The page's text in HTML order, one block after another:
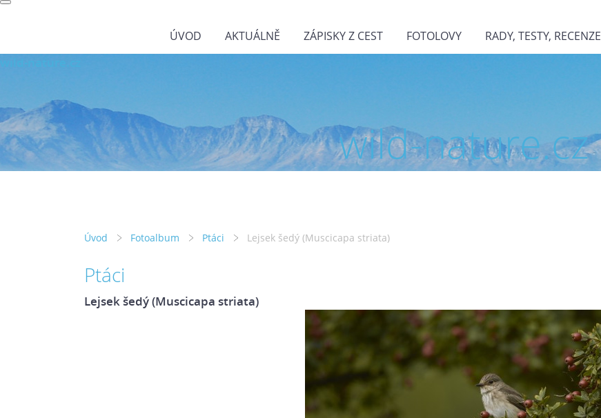
ÚVOD AKTUÁLNĚ ZÁPISKY Z CEST FOTOLOVY RADY, TESTY, RECENZE
wild-nature.cz
Úvod Fotoalbum Ptáci Lejsek šedý (Muscicapa striata)
Ptáci
Lejsek šedý (Muscicapa striata)